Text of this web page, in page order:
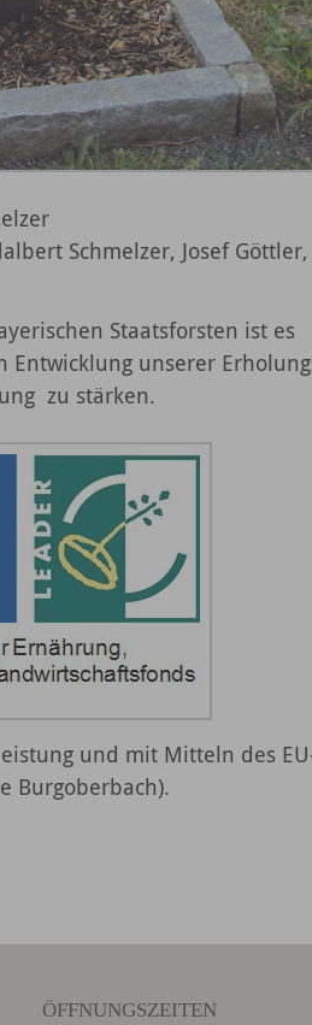
Schmelzer, Josef Göttler,
Staatsforsten ist es
unserer
zu stärken.
und mit Mitteln des
Burgoberbach).
ÖFFNUNGSZEITEN